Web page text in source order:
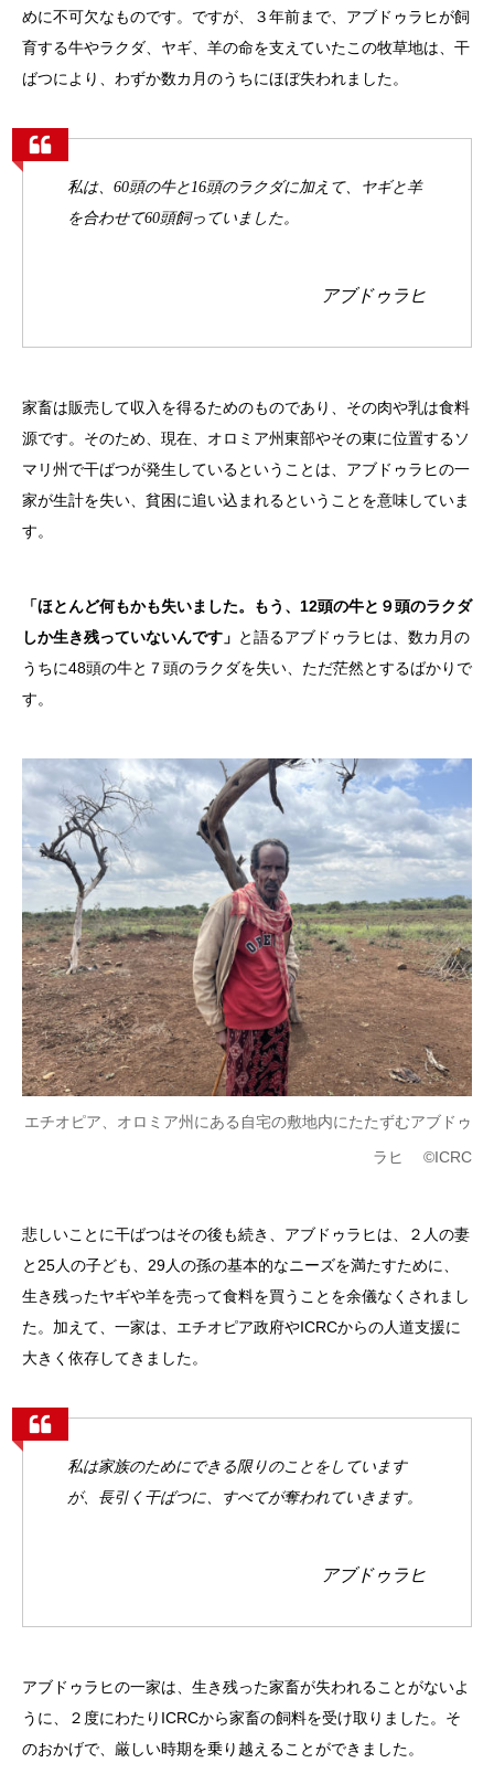
めに不可欠なものです。ですが、３年前まで、アブドゥラヒが飼
育する牛やラクダ、ヤギ、羊の命を支えていたこの牧草地は、干
ばつにより、わずか数カ月のうちにほぼ失われました。
私は、60頭の牛と16頭のラクダに加えて、ヤギと羊
を合わせて60頭飼っていました。
アブドゥラヒ
家畜は販売して収入を得るためのものであり、その肉や乳は食料
源です。そのため、現在、オロミア州東部やその東に位置するソ
マリ州で干ばつが発生しているということは、アブドゥラヒの一
家が生計を失い、貧困に追い込まれるということを意味していま
す。
「ほとんど何もかも失いました。もう、12頭の牛と９頭のラクダ
しか生き残っていないんです」 と語るアブドゥラヒは、数カ月の
うちに48頭の牛と７頭のラクダを失い、ただ茫然とするばかりで
す。
エチオピア、オロミア州にある自宅の敷地内にたたずむアブドゥ
ラヒ ©ICRC
悲しいことに干ばつはその後も続き、アブドゥラヒは、２人の妻
と25人の子ども、29人の孫の基本的なニーズを満たすために、
生き残ったヤギや羊を売って食料を買うことを余儀なくされまし
た。加えて、一家は、エチオピア政府やICRCからの人道支援に
大きく依存してきました。
私は家族のためにできる限りのことをしています
が、長引く干ばつに、すべてが奪われていきます。
アブドゥラヒ
アブドゥラヒの一家は、生き残った家畜が失われることがないよ
うに、２度にわたりICRCから家畜の飼料を受け取りました。そ
のおかげで、厳しい時期を乗り越えることができました。